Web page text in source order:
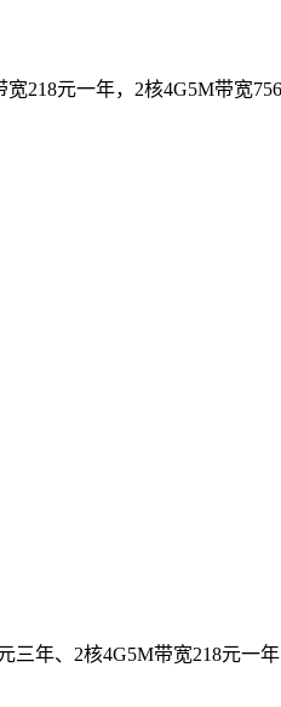
元一年，2核4G5M带宽
年、2核4G5M带宽218元一